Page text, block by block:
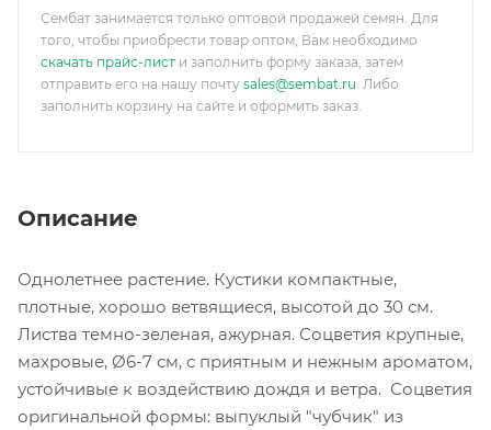
Сембат занимается только оптовой продажей семян. Для
того, чтобы приобрести товар оптом, Вам необходимо
скачать прайс-лист и заполнить форму заказа, затем
отправить его на нашу почту sales@sembat.ru. Либо
заполнить корзину на сайте и оформить заказ.
Описание
Однолетнее растение. Кустики компактные,
плотные, хорошо ветвящиеся, высотой до 30 см.
Листва темно-зеленая, ажурная. Соцветия крупные,
махровые, Ø6-7 см, с приятным и нежным ароматом,
устойчивые к воздействию дождя и ветра. Соцветия
оригинальной формы: выпуклый "чубчик" из